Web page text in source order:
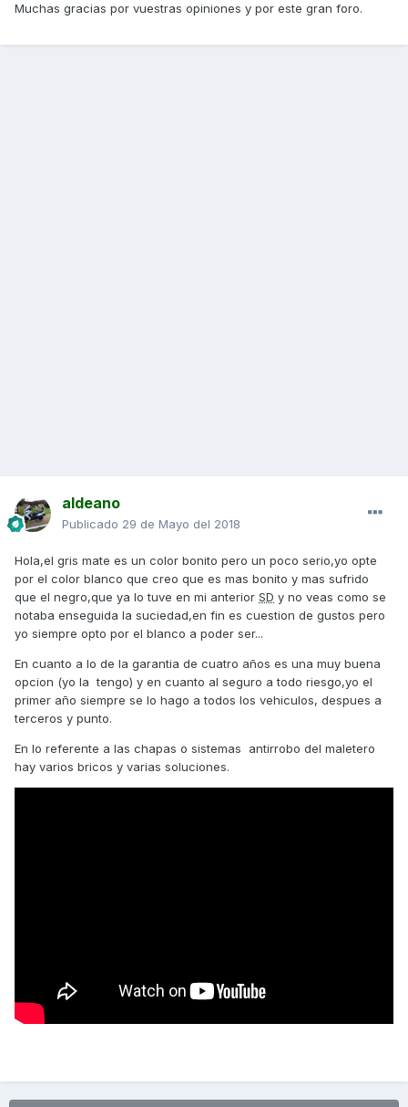
Muchas gracias por vuestras opiniones y por este gran foro.
aldeano
Publicado 29 de Mayo del 2018
Hola,el gris mate es un color bonito pero un poco serio,yo opte
por el color blanco que creo que es mas bonito y mas sufrido
que el negro,que ya lo tuve en mi anterior SD y no veas como se
notaba enseguida la suciedad,en fin es cuestion de gustos pero
yo siempre opto por el blanco a poder ser...
En cuanto a lo de la garantia de cuatro años es una muy buena
opcion (yo la tengo) y en cuanto al seguro a todo riesgo,yo el
primer año siempre se lo hago a todos los vehiculos, despues a
terceros y punto.
En lo referente a las chapas o sistemas antirrobo del maletero
hay varios bricos y varias soluciones.